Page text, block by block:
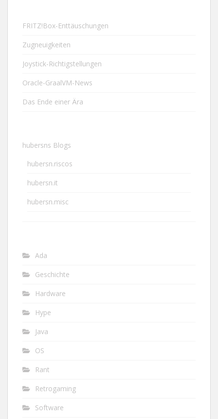
FRITZ!Box-Enttäuschungen
Zugneuigkeiten
Joystick-Richtigstellungen
Oracle-GraalVM-News
Das Ende einer Ära
hubersns Blogs
hubersn.riscos
hubersn.it
hubersn.misc
Ada
Geschichte
Hardware
Hype
Java
OS
Rant
Retrogaming
Software